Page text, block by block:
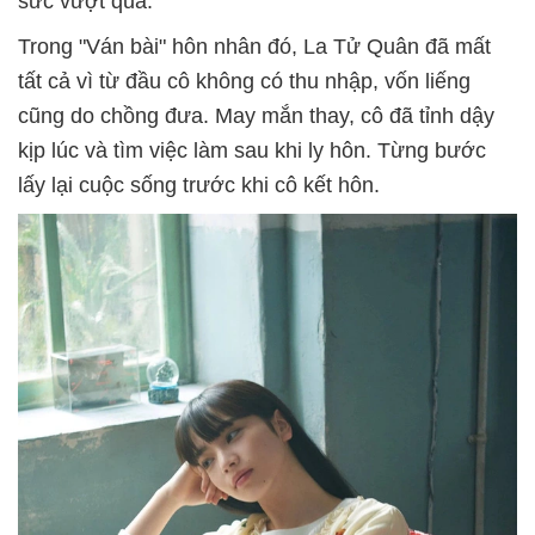
Trong "Ván bài" hôn nhân đó, La Tử Quân đã mất
tất cả vì từ đầu cô không có thu nhập, vốn liếng
cũng do chồng đưa. May mắn thay, cô đã tỉnh dậy
kịp lúc và tìm việc làm sau khi ly hôn. Từng bước
lấy lại cuộc sống trước khi cô kết hôn.